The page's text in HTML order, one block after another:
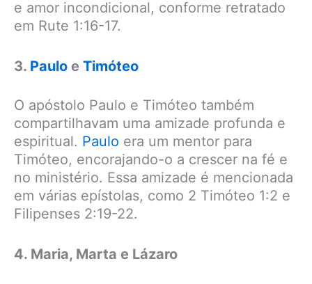
e amor incondicional, conforme retratado
em Rute 1:16-17.
3. Paulo e Timóteo
O apóstolo Paulo e Timóteo também
compartilhavam uma amizade profunda e
espiritual. Paulo era um mentor para
Timóteo, encorajando-o a crescer na fé e
no ministério. Essa amizade é mencionada
em várias epístolas, como 2 Timóteo 1:2 e
Filipenses 2:19-22.
4. Maria, Marta e Lázaro